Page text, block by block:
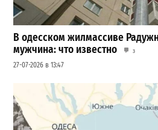
В одесском жилмассиве
мужчина: что известно
3
27-07-2026 в 13:47